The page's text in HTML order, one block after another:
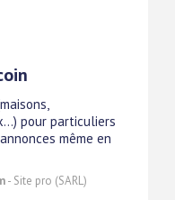
pour particuliers
même en
- Site pro (SARL)